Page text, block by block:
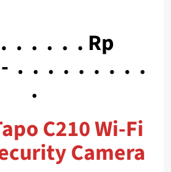
. . . . . Rp
. . . . . . . . .
.
C210 Wi-Fi
Camera